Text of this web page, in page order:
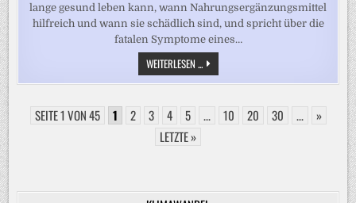
lange gesund leben kann, wann Nahrungsergänzungsmittel
hilfreich und wann sie schädlich sind, und spricht über die
fatalen Symptome eines…
WEITERLESEN ... GESUNDE
ERNÄHRUNG:
„MIT
ERNÄHRUNG
KANN
SEITE 1 VON 45 1 2 3 4 5 ... 10 20 30 ...
»
LETZTE »